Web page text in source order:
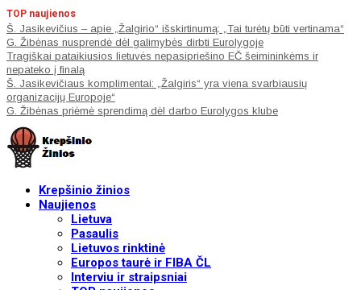
TOP naujienos
Š. Jasikevičius – apie „Žalgirio“ išskirtinumą: „Tai turėtų būti vertinama“
G. Žibėnas nusprendė dėl galimybės dirbti Eurolygoje
Tragiškai pataikiusios lietuvės nepasipriešino EČ šeimininkėms ir
nepateko į finalą
Š. Jasikevičiaus komplimentai: „Žalgiris“ yra viena svarbiausių
organizacijų Europoje“
G. Žibėnas priėmė sprendimą dėl darbo Eurolygos klube
Krepšinio žinios
Naujienos
Lietuva
Pasaulis
Lietuvos rinktinė
Europos taurė ir FIBA ČL
Interviu ir straipsniai